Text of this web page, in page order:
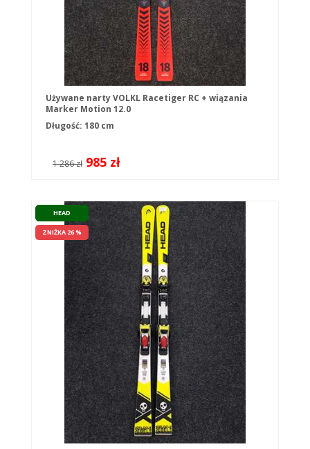
Używane narty VOLKL Racetiger RC + wiązania
Marker Motion 12.0
Długość: 180 cm
1 286 zł 985 zł
HEAD
ZNIŻKA 26 %